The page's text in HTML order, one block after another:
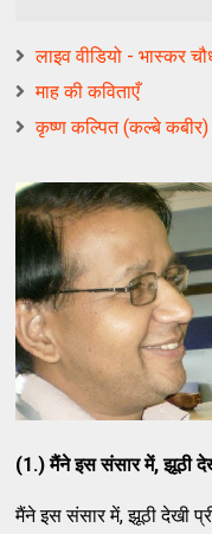
लाइव वीडियो - भास्कर
माह की कविताएँ
कृष्ण कल्पित (कल्बे कबीर)
(1.) मैंने इस संसार में, झूठी
मैंने इस संसार में, झूठी देखी